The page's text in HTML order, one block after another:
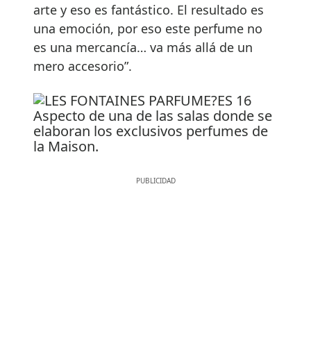
arte y eso es fantástico. El resultado es
una emoción, por eso este perfume no
es una mercancía… va más allá de un
mero accesorio”.
Aspecto de una de las salas donde se
elaboran los exclusivos perfumes de
la Maison.